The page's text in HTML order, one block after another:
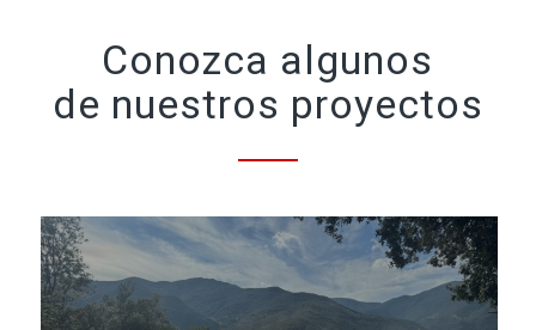
Conozca algunos
de nuestros proyectos